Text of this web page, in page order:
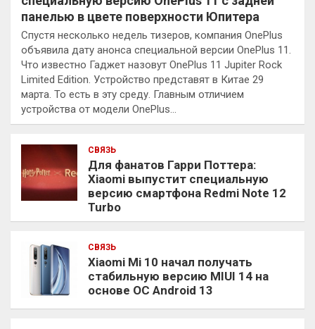
панелью в цвете поверхности Юпитера
Спустя несколько недель тизеров, компания OnePlus
объявила дату анонса специальной версии OnePlus 11.
Что известно Гаджет назовут OnePlus 11 Jupiter Rock
Limited Edition. Устройство представят в Китае 29
марта. То есть в эту среду. Главным отличием
устройства от модели OnePlus…
СВЯЗЬ
Для фанатов Гарри Поттера:
Xiaomi выпустит специальную
версию смартфона Redmi Note 12
Turbo
СВЯЗЬ
Xiaomi Mi 10 начал получать
стабильную версию MIUI 14 на
основе ОС Android 13